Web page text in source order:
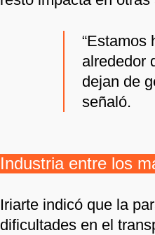
“Estamos
alrededor
dejan de
señaló.
Industria entre los
Iriarte indicó que la
dificultades en el